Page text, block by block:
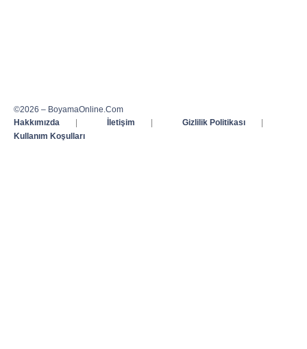
©2026 – BoyamaOnline.Com
Hakkımızda
| İletişim | Gizlilik Politikası
|
Kullanım Koşulları